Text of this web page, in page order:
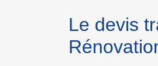
Le devis